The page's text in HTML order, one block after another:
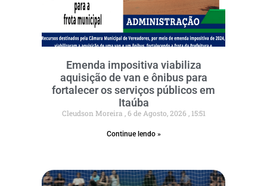
Emenda impositiva viabiliza
aquisição de van e ônibus para
fortalecer os serviços públicos em
Itaúba
Cleudson Moreira 6 de Agosto, 2026 15:51
Continue lendo »